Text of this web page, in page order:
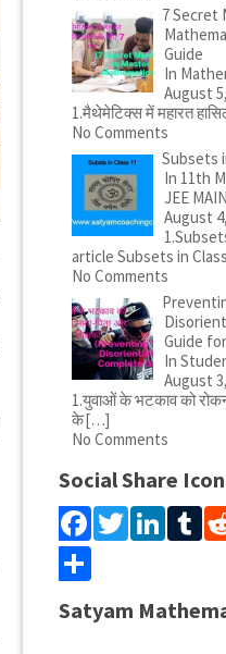
7 Secret
Guide
In
August
1.मैथेमेटिक्स में महारत
No Comments
Subsets
In 11th
JEE
August
article Subsets in
No Comments
Guide
In
August
1.युवाओं के भटकाव को
के[…]
No Comments
Social Share Icon
Share
Satyam